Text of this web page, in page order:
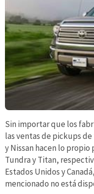
Sin importar que los
las ventas de pickups
y Nissan hacen lo propio
Tundra y Titan,
Estados Unidos y
mencionado no está